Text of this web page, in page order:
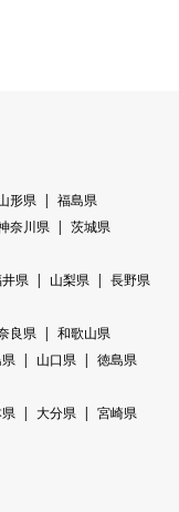
形県
福島県
奈川県
茨城県
県 山梨県
長野県
良県
和歌山県
山口県
徳島県
大分県
宮崎県